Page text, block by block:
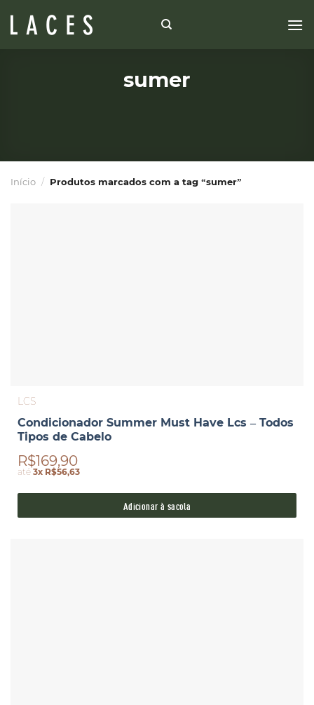
sumer
Início / Produtos marcados com a tag “sumer”
LCS
Condicionador Summer Must Have Lcs – Todos
Tipos de Cabelo
R$169,90
até3x R$56,63
Adicionar à sacola